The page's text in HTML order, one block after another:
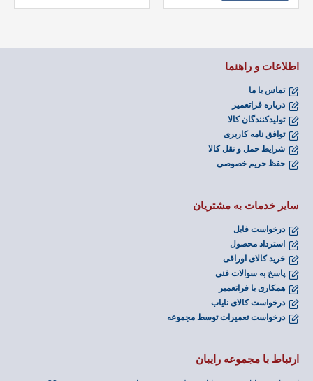
اطلاعات و راهنما
تماس با ما
درباره فراتعمیر
تولیدکنندگان کالا
توافق نامه کاربری
شرایط حمل و نقل کالا
حفظ حریم خصوصی
سایر خدمات به مشتریان
درخواست فایل
استرداد محصول
خرید کالای اوراقی
پاسخ به سوالات فنی
همکاری با فراتعمیر
درخواست کالای نایاب
درخواست تعمیرات توسط مجموعه
ارتباط با مجموعه رایبان